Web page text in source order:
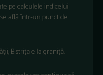
pecalculele indicelui
se aflăîntr-un punctde
, Bistrița e lagraniță.